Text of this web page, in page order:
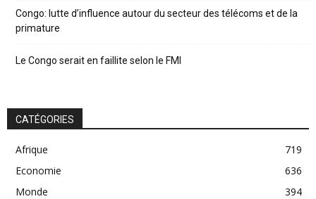
Congo: lutte d’influence autour du secteur des télécoms et de la
primature
Le Congo serait en faillite selon le FMI
CATÉGORIES
Afrique
719
Economie
636
Monde
394